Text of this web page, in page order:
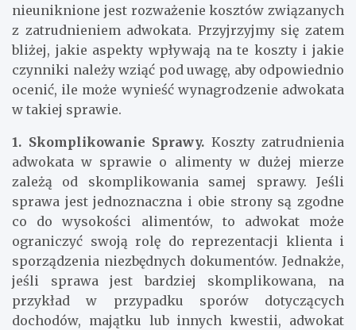
nieuniknione jest rozważenie kosztów związanych
z zatrudnieniem adwokata. Przyjrzyjmy się zatem
bliżej, jakie aspekty wpływają na te koszty i jakie
czynniki należy wziąć pod uwagę, aby odpowiednio
ocenić, ile może wynieść wynagrodzenie adwokata
w takiej sprawie.
1. Skomplikowanie Sprawy. Koszty zatrudnienia
adwokata w sprawie o alimenty w dużej mierze
zależą od skomplikowania samej sprawy. Jeśli
sprawa jest jednoznaczna i obie strony są zgodne
co do wysokości alimentów, to adwokat może
ograniczyć swoją rolę do reprezentacji klienta i
sporządzenia niezbędnych dokumentów. Jednakże,
jeśli sprawa jest bardziej skomplikowana, na
przykład w przypadku sporów dotyczących
dochodów, majątku lub innych kwestii, adwokat